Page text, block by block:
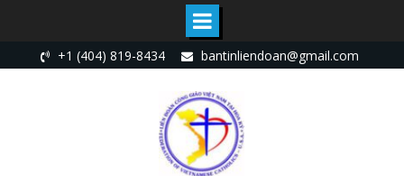
to
+1 (404) 819-8434 bantinliendoan@gmail.com